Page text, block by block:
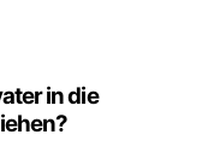
in die